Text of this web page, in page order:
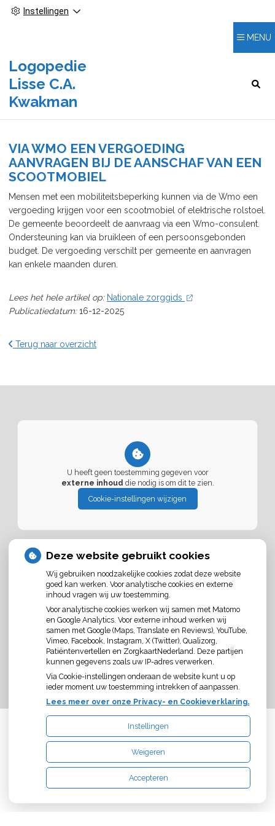
Instellingen
Logopedie
Lisse C.A.
Kwakman
MENU
VIA WMO EEN VERGOEDING
AANVRAGEN BIJ DE AANSCHAF VAN EEN
SCOOTMOBIEL
Mensen met een mobiliteitsbeperking kunnen via de Wmo een
vergoeding krijgen voor een scootmobiel of elektrische rolstoel.
De gemeente beoordeelt de aanvraag via een Wmo-consulent.
Ondersteuning kan via bruikleen of een persoonsgebonden
budget. De vergoeding verschilt per gemeente en aanvragen
kan enkele maanden duren.
Lees het hele artikel op: Nationale zorggids
Publicatiedatum:16-12-2025
Terug naar overzicht
U heeft geen toestemming gegeven voor
externe inhoud die nodig is om dit te zien.
Cookie-instellingen wijzigen
LOCATIE LISSE
De praktijk is gevestigd in de (neuro) fysiotherapiepraktijk
Boot & Broersen
Vivaldistraat 67-a
2162AB Lisse
0252-428331
cakwakman@logopediepraktijklisse.nl
Website:www.logopediepraktijklisse.nl
Aanwezig op maandag, woensdag en donderdag.
Uw Zorg Online
Privacy verklaring Cookie-instellingen
Deze website gebruikt cookies
Wij gebruiken noodzakelijke cookies zodat deze website
goed kan werken. Voor analytische cookies en externe
inhoud vragen wij uw toestemming.
Voor analytische cookies werken wij samen met Matomo
en Google Analytics. Voor externe inhoud werken wij
samen met Google (Maps, Translate en Reviews), YouTube,
Vimeo, Facebook, Instagram, X (Twitter), Qualizorg,
Patiëntenvertellen en ZorgkaartNederland. Deze partijen
kunnen gegevens zoals uw IP-adres verwerken.
Via Cookie-instellingen onderaan de website kunt u op
ieder moment uw toestemming intrekken of aanpassen.
Lees meer over onze Privacy- en Cookieverklaring.
Instellingen
Weigeren
Accepteren